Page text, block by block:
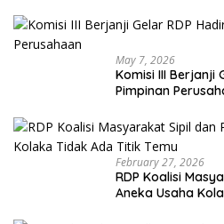
May 7, 2026
Komisi III Berjanji
Pimpinan
February 27, 2026
RDP Koalisi
Aneka Usaha